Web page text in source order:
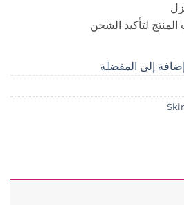
لتأكيد الشحن
إضافة إلى المفضلة